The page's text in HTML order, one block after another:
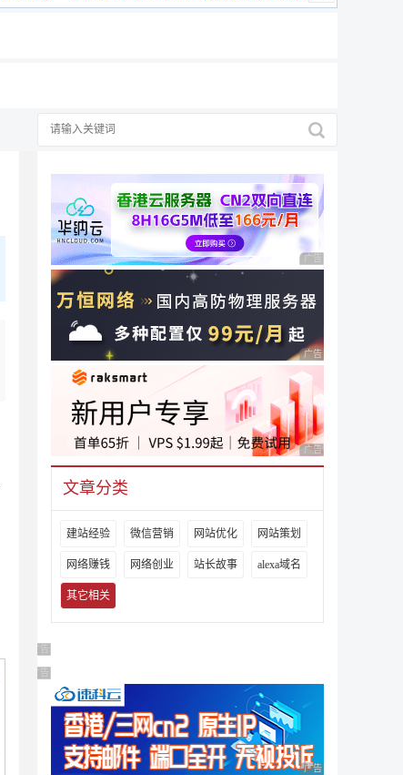
广告 商业广告，理性
广告 商业广告，理性
广告 商业广告，理性
文章分类
建站经验 微信营销 网站优化 网站策划
网络赚钱 网络创业 站长故事 alexa域名
其它相关
广告 商业广告，理性选择
广告 商业广告，理性选择
广告 商业广告，理性